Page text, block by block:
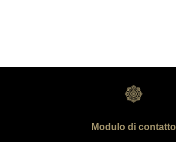
Modulo di contatto